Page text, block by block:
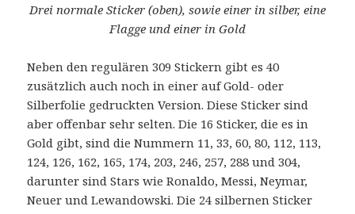
Drei normale Sticker (oben), sowie einer in silber, eine
Flagge und einer in Gold
Neben den regulären 309 Stickern gibt es 40
zusätzlich auch noch in einer auf Gold- oder
Silberfolie gedruckten Version. Diese Sticker sind
aber offenbar sehr selten. Die 16 Sticker, die es in
Gold gibt, sind die Nummern 11, 33, 60, 80, 112, 113,
124, 126, 162, 165, 174, 203, 246, 257, 288 und 304,
darunter sind Stars wie Ronaldo, Messi, Neymar,
Neuer und Lewandowski. Die 24 silbernen Sticker